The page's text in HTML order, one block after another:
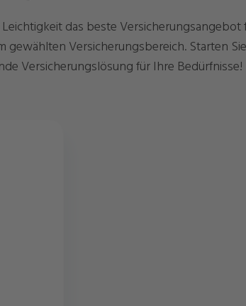
das beste
gewählten Versicherungsbereich. Starten
Versicherungslösung für Ihre Bedürfnisse!